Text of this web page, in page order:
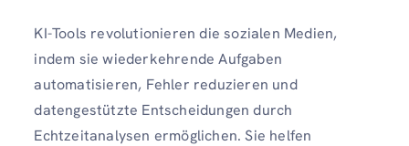
KI-Tools revolutionieren die sozialen Medien,
indem sie wiederkehrende Aufgaben
automatisieren, Fehler reduzieren und
datengestützte Entscheidungen durch
Echtzeitanalysen ermöglichen. Sie helfen